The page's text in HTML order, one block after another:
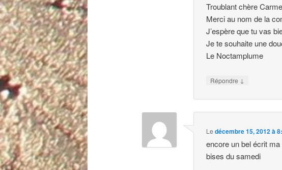
Troublant chère
Merci au nom de la
J’espère que tu vas
Je te souhaite une
Le Noctamplume
Répondre ↓
Ledécembre 15, 2012 à
encore un bel écrit
bises du samedi